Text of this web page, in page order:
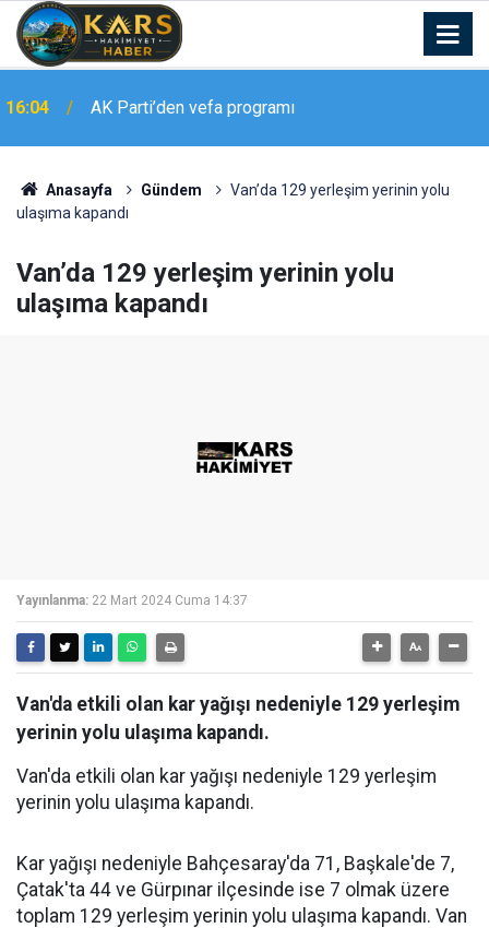
16:04
AK Parti’den vefa programı
15:41
Malatya’nın Yöresel Lezzetleri Gastronomi
Anasayfa Gündem
Van’da 129 yerleşim yerinin yolu
ulaşıma kapandı
Van’da 129 yerleşim yerinin yolu
ulaşıma kapandı
Yayınlanma: 22 Mart 2024 Cuma 14:37
Van'da etkili olan kar yağışı nedeniyle 129 yerleşim
yerinin yolu ulaşıma kapandı.
Van'da etkili olan kar yağışı nedeniyle 129 yerleşim
yerinin yolu ulaşıma kapandı.
Kar yağışı nedeniyle Bahçesaray'da 71, Başkale'de 7,
Çatak'ta 44 ve Gürpınar ilçesinde ise 7 olmak üzere
toplam 129 yerleşim yerinin yolu ulaşıma kapandı. Van